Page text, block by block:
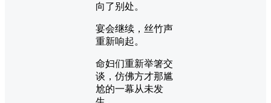
向了别处。
宴会继续，丝竹声
重新响起。
命妇们重新举箸交
谈，仿佛方才那尴
尬的一幕从未发